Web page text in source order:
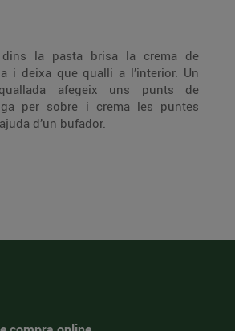
dins la pasta brisa la crema de
i deixa que qualli a l’interior. Un
afegeix uns punts de
per sobre i crema les puntes
d’un bufador.